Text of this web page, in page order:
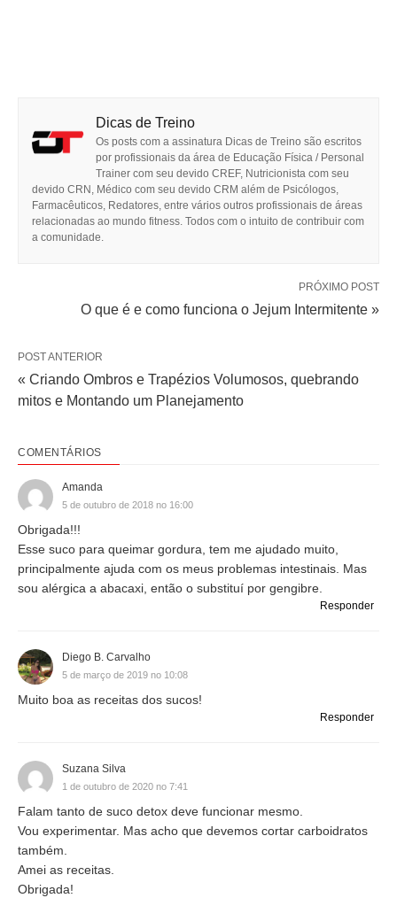
Dicas de Treino
Os posts com a assinatura Dicas de Treino são escritos
por profissionais da área de Educação Física / Personal
Trainer com seu devido CREF, Nutricionista com seu
devido CRN, Médico com seu devido CRM além de Psicólogos,
Farmacêuticos, Redatores, entre vários outros profissionais de áreas
relacionadas ao mundo fitness. Todos com o intuito de contribuir com
a comunidade.
PRÓXIMO POST
O que é e como funciona o Jejum Intermitente »
POST ANTERIOR
« Criando Ombros e Trapézios Volumosos, quebrando
mitos e Montando um Planejamento
COMENTÁRIOS
Amanda
5 de outubro de 2018 no 16:00
Obrigada!!!
Esse suco para queimar gordura, tem me ajudado muito,
principalmente ajuda com os meus problemas intestinais. Mas
sou alérgica a abacaxi, então o substituí por gengibre.
Responder
Diego B. Carvalho
5 de março de 2019 no 10:08
Muito boa as receitas dos sucos!
Responder
Suzana Silva
1 de outubro de 2020 no 7:41
Falam tanto de suco detox deve funcionar mesmo.
Vou experimentar. Mas acho que devemos cortar carboidratos
também.
Amei as receitas.
Obrigada!